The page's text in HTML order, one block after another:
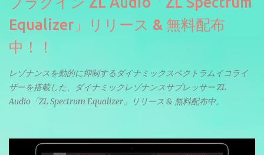
Equalizer」リリース & 無料配布
中！！
レゾナンスを動的に抑制するダイナミックスペクトラムイコライ
ザーを搭載した、ダイナミックレゾナンスサプレッサー ZL
Audio「ZL Spectrum Equalizer」リリース & 無料配布中。